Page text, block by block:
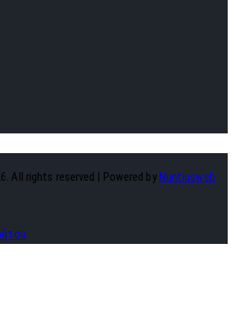
All rights reserved | Powered by Nuntiusweb